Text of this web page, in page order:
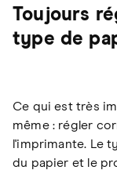
Toujours
type de
Ce qui est très
même : régler
l'imprimante. Le
du papier et le